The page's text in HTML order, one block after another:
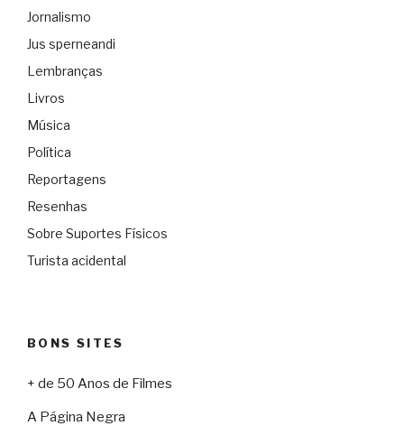
Jornalismo
Jus sperneandi
Lembranças
Livros
Música
Política
Reportagens
Resenhas
Sobre Suportes Físicos
Turista acidental
BONS SITES
+ de 50 Anos de Filmes
A Página Negra